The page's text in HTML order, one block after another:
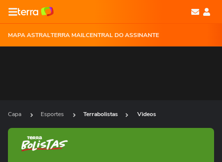
MAPA ASTRALTERRA MAILCENTRAL DO ASSINANTE
Capa Esportes Terrabolistas Videos